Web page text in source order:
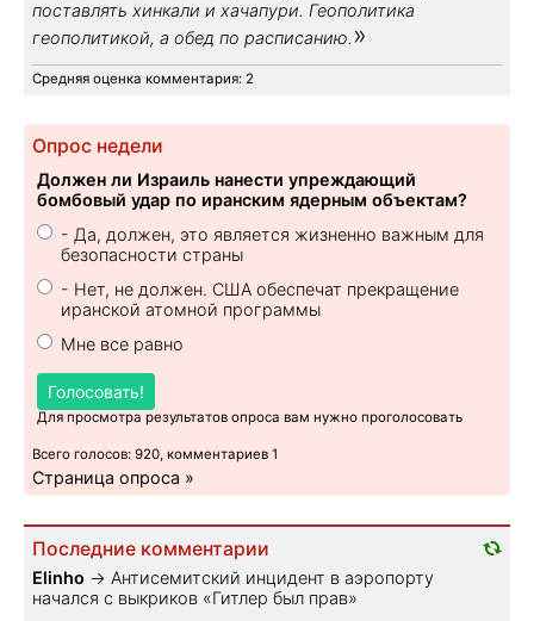
поставлять хинкали и хачапури. Геополитика
геополитикой, а обед по расписанию. »
Средняя оценка комментария: 2
Опрос недели
Должен ли Израиль нанести упреждающий
бомбовый удар по иранским ядерным объектам?
- Да, должен, это является жизненно важным для
безопасности страны
- Нет, не должен. США обеспечат прекращение
иранской атомной программы
Мне все равно
Голосовать!
Для просмотра результатов опроса вам нужно проголосовать
Всего голосов: 920, комментариев 1
Страница опроса »
Последние комментарии
Elinho → Антисемитский инцидент в аэропорту
начался с выкриков «Гитлер был прав»